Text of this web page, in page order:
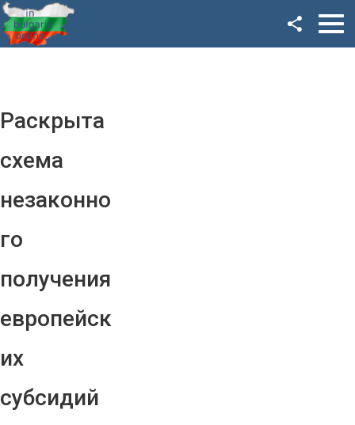
Раскрыта
схема
незаконно
го
получения
европейск
их
субсидий